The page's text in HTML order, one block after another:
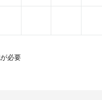
必要